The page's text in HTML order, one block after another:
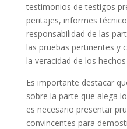
testimonios de testigos
peritajes, informes
responsabilidad de las
las pruebas pertinentes y
la veracidad de los
Es importante destacar
sobre la parte que alega
es necesario presentar
convincentes para